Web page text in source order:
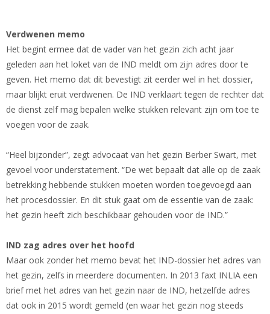
Verdwenen memo
Het begint ermee dat de vader van het gezin zich acht jaar
geleden aan het loket van de IND meldt om zijn adres door te
geven. Het memo dat dit bevestigt zit eerder wel in het dossier,
maar blijkt eruit verdwenen. De IND verklaart tegen de rechter dat
de dienst zelf mag bepalen welke stukken relevant zijn om toe te
voegen voor de zaak.
“Heel bijzonder”, zegt advocaat van het gezin Berber Swart, met
gevoel voor understatement. “De wet bepaalt dat alle op de zaak
betrekking hebbende stukken moeten worden toegevoegd aan
het procesdossier. En dit stuk gaat om de essentie van de zaak:
het gezin heeft zich beschikbaar gehouden voor de IND.”
IND zag adres over het hoofd
Maar ook zonder het memo bevat het IND-dossier het adres van
het gezin, zelfs in meerdere documenten. In 2013 faxt INLIA een
brief met het adres van het gezin naar de IND, hetzelfde adres
dat ook in 2015 wordt gemeld (en waar het gezin nog steeds